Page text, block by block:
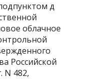
д
облачное
Российской
N 482,